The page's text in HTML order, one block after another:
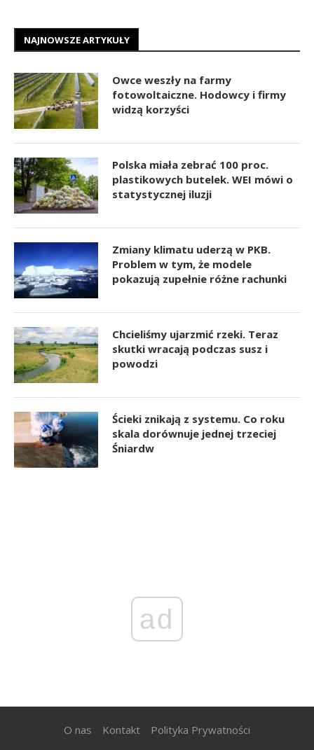
NAJNOWSZE ARTYKUŁY
Owce weszły na farmy
fotowoltaiczne. Hodowcy i firmy
widzą korzyści
Polska miała zebrać 100 proc.
plastikowych butelek. WEI mówi o
statystycznej iluzji
Zmiany klimatu uderzą w PKB.
Problem w tym, że modele
pokazują zupełnie różne rachunki
Chcieliśmy ujarzmić rzeki. Teraz
skutki wracają podczas susz i
powodzi
Ścieki znikają z systemu. Co roku
skala dorównuje jednej trzeciej
Śniardw
ad
O nas Kontakt Polityka Prywatności